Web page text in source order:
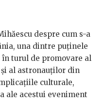
despre cum s-a
una dintre puținele
turul de promovare al
al astronauților din
culturale,
ale acestui eveniment